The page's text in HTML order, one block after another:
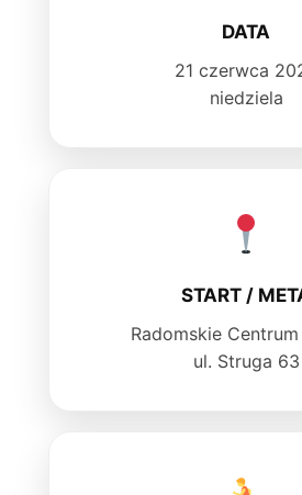
DATA
21 czerwca
niedziela
START /
Radomskie
ul. Struga 63